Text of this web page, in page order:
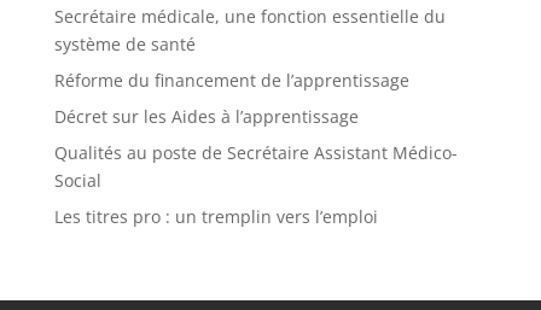
Secrétaire médicale, une fonction essentielle du
système de santé
Réforme du financement de l’apprentissage
Décret sur les Aides à l’apprentissage
Qualités au poste de Secrétaire Assistant Médico-
Social
Les titres pro : un tremplin vers l’emploi